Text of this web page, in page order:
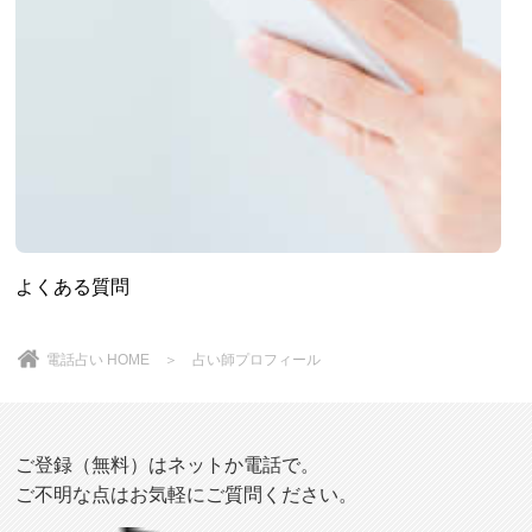
よくある質問
電話占い HOME ＞ 占い師プロフィール
ご登録（無料）はネットか電話で。
ご不明な点はお気軽にご質問ください。